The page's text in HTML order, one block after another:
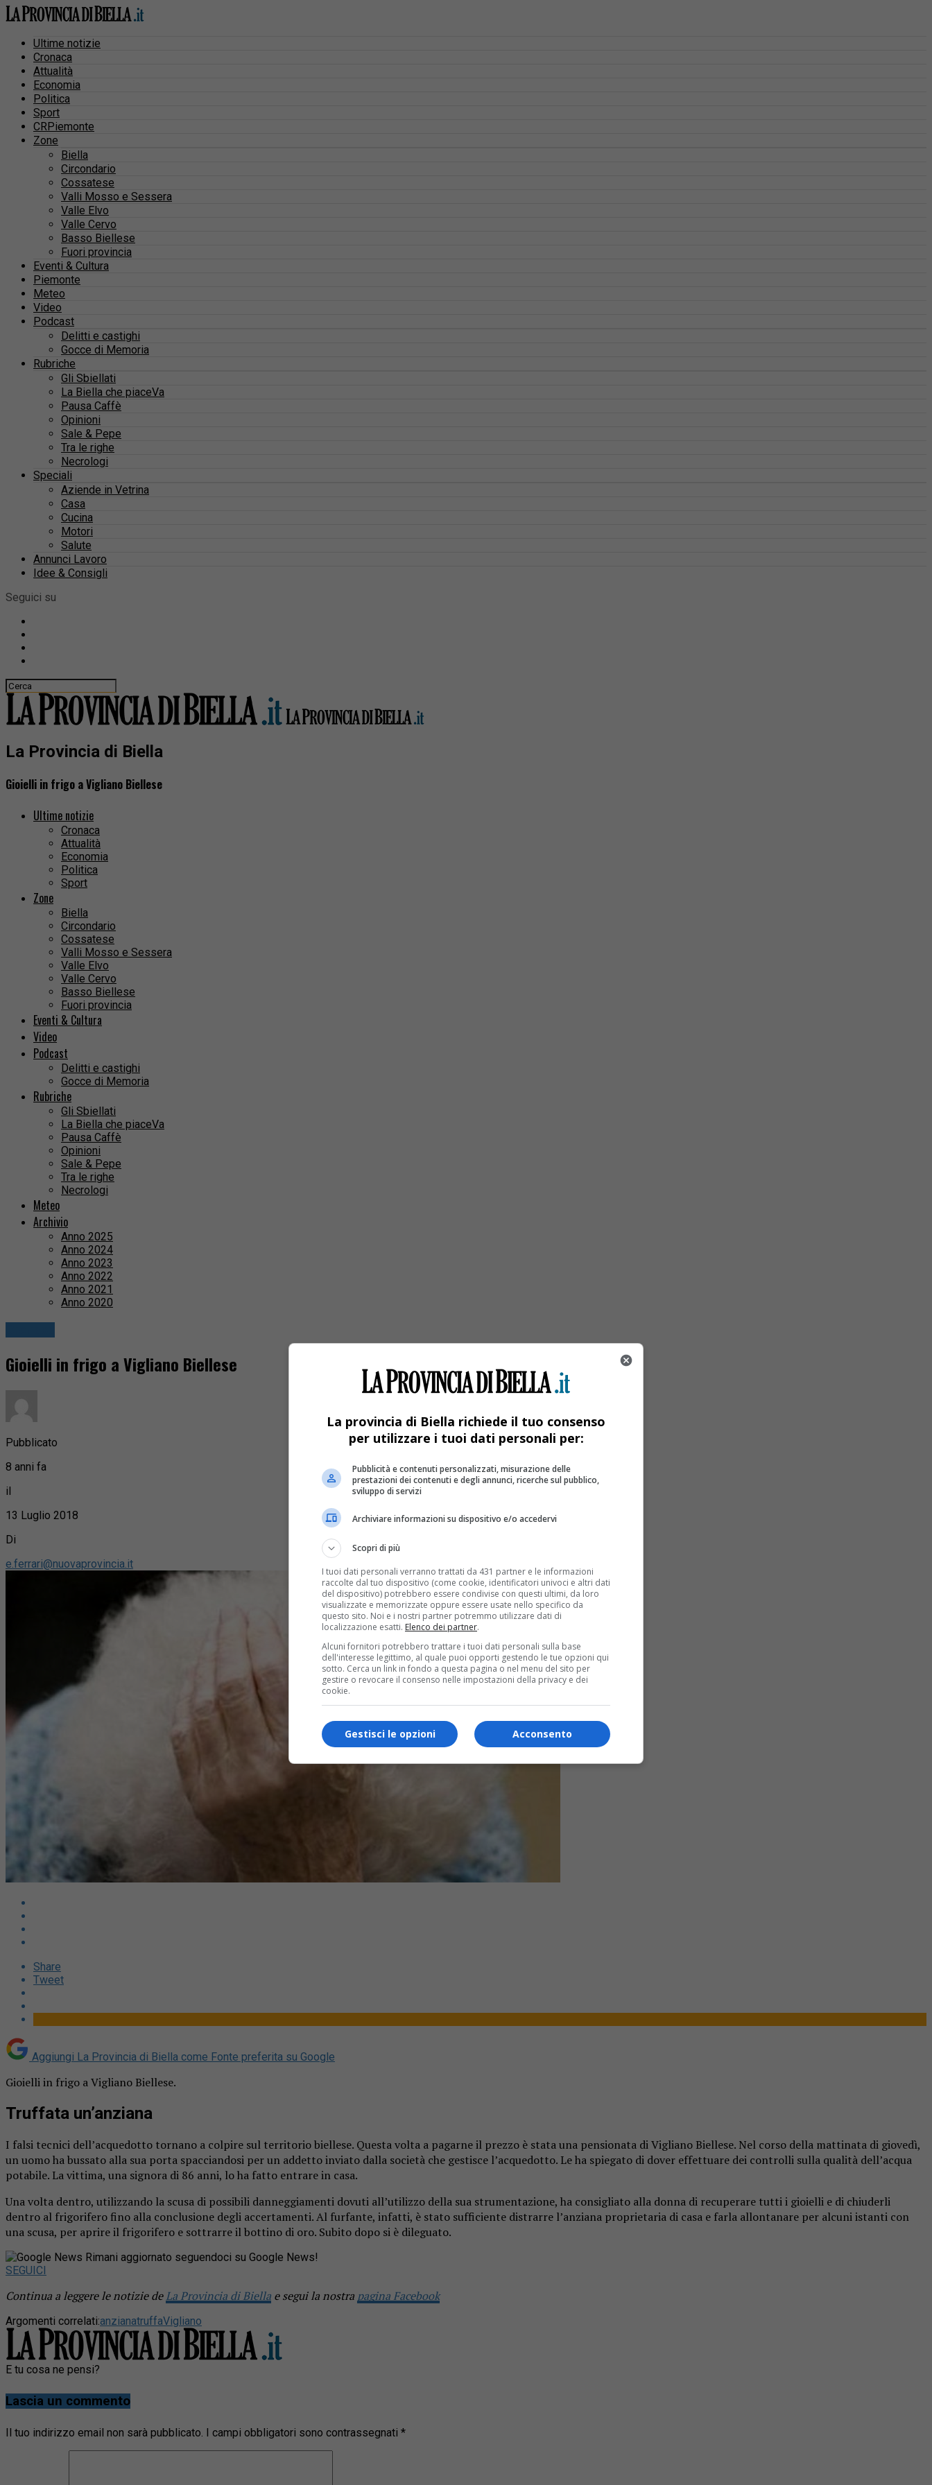
Ultime notizie
Cronaca
Attualità
Economia
Politica
Sport
CRPiemonte
Zone
Biella
Circondario
Cossatese
Valli Mosso e Sessera
Valle Elvo
Valle Cervo
Basso Biellese
Fuori provincia
Eventi & Cultura
Piemonte
Meteo
Video
Podcast
Delitti e castighi
Gocce di Memoria
Rubriche
Gli Sbiellati
La Biella che piaceVa
Pausa Caffè
Opinioni
Sale & Pepe
Tra le righe
Necrologi
Speciali
Aziende in Vetrina
Casa
Cucina
Motori
Salute
Annunci Lavoro
Idee & Consigli
Seguici su
La Provincia di Biella
Gioielli in frigo a Vigliano Biellese
Ultime notizie
Cronaca
Attualità
Economia
Politica
Sport
Zone
Biella
Circondario
Cossatese
Valli Mosso e Sessera
Valle Elvo
Valle Cervo
Basso Biellese
Fuori provincia
Eventi & Cultura
Video
Podcast
Delitti e castighi
Gocce di Memoria
Rubriche
Gli Sbiellati
La Biella che piaceVa
Pausa Caffè
Opinioni
Sale & Pepe
Tra le righe
Necrologi
Meteo
Archivio
Anno 2025
Anno 2024
Anno 2023
Anno 2022
Anno 2021
Anno 2020
Gioielli in frigo a Vigliano Biellese
Pubblicato
8 anni fa
il
13 Luglio 2018
Di
e.ferrari@nuovaprovincia.it
Share
Tweet
Aggiungi La Provincia di Biella come Fonte preferita su Google
Gioielli in frigo a Vigliano Biellese.
Truffata un’anziana
I falsi tecnici dell’acquedotto tornano a colpire sul territorio biellese. Questa volta a pagarne il prezzo è stata una pensionata di Vigliano Biellese. Nel corso della mattinata di giovedì,
un uomo ha bussato alla sua porta spacciandosi per un addetto inviato dalla società che gestisce l’acquedotto. Le ha spiegato di dover effettuare dei controlli sulla qualità dell’acqua
potabile. La vittima, una signora di 86 anni, lo ha fatto entrare in casa.
Una volta dentro, utilizzando la scusa di possibili danneggiamenti dovuti all’utilizzo della sua strumentazione, ha consigliato alla donna di recuperare tutti i gioielli e di chiuderli
dentro al frigorifero fino alla conclusione degli accertamenti. Al furfante, infatti, è stato sufficiente distrarre l’anziana proprietaria di casa e farla allontanare per alcuni istanti con
una scusa, per aprire il frigorifero e sottrarre il bottino di oro. Subito dopo si è dileguato.
Rimani aggiornato seguendoci su Google News!
SEGUICI
Continua a leggere le notizie deLa Provincia di Biella e segui la nostra pagina Facebook
Argomenti correlati:anzianatruffaVigliano
E tu cosa ne pensi?
Lascia un commento
Il tuo indirizzo email non sarà pubblicato. I campi obbligatori sono contrassegnati *
La provincia di Biella richiede il tuo consenso
per utilizzare i tuoi dati personali per:
Pubblicità e contenuti personalizzati, misurazione delle
prestazioni dei contenuti e degli annunci, ricerche sul pubblico,
sviluppo di servizi
Archiviare informazioni su dispositivo e/o accedervi
Scopri di più
I tuoi dati personali verranno trattati da 431 partner e le informazioni
raccolte dal tuo dispositivo (come cookie, identificatori univoci e altri dati
del dispositivo) potrebbero essere condivise con questi ultimi, da loro
visualizzate e memorizzate oppure essere usate nello specifico da
questo sito. Noi e i nostri partner potremmo utilizzare dati di
localizzazione esatti. Elenco dei partner.
Alcuni fornitori potrebbero trattare i tuoi dati personali sulla base
dell'interesse legittimo, al quale puoi opporti gestendo le tue opzioni qui
sotto. Cerca un link in fondo a questa pagina o nel menu del sito per
gestire o revocare il consenso nelle impostazioni della privacy e dei
cookie.
Acconsento
Gestisci le opzioni